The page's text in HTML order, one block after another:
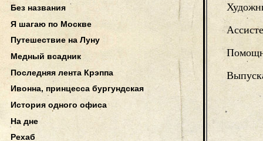
Без названия
Я шагаю по Москве
Путешествие на Луну
Медный всадник
Последняя лента Крэппа
Ивонна, принцесса бургундская
История одного офиса
На дне
Рехаб